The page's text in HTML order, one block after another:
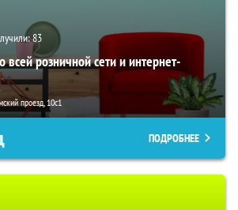
83
розничной сети и интернет-
проезд, 10с1
ПОДРОБНЕЕ